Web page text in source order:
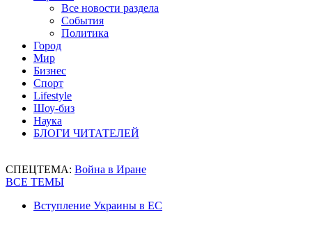
Все новости раздела
События
Политика
Город
Мир
Бизнес
Спорт
Lifestyle
Шоу-биз
Наука
БЛОГИ ЧИТАТЕЛЕЙ
СПЕЦТЕМА: Война в Иране
ВСЕ ТЕМЫ
Вступление Украины в ЕС